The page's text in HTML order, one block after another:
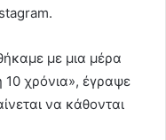
με μια μέρα
10 χρόνια», έγραψε
να κάθονται